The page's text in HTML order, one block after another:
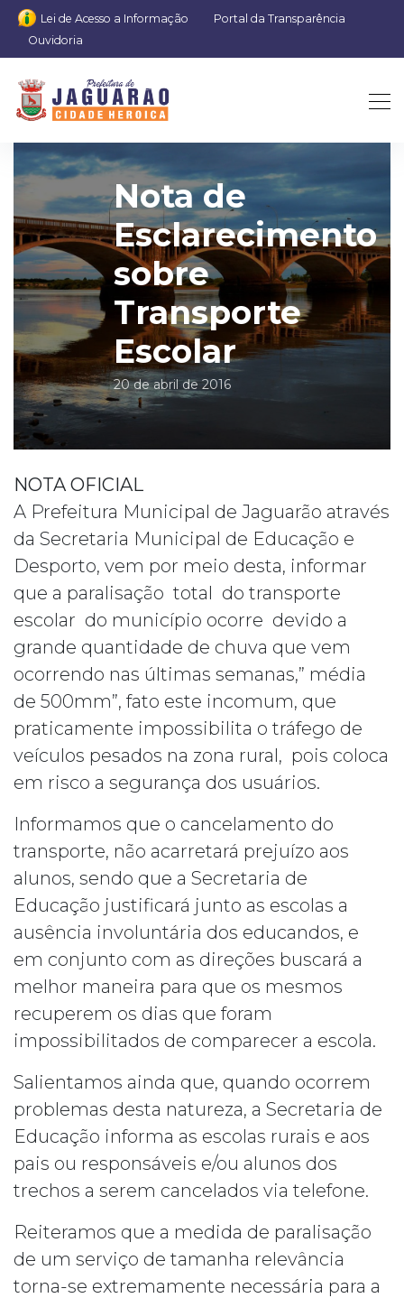
Lei de Acesso a Informação
Portal da Transparência
Ouvidoria
Nota de
Esclarecimento
sobre
Transporte
Escolar
20 de abril de 2016
NOTA OFICIAL
A Prefeitura Municipal de Jaguarão através
da Secretaria Municipal de Educação e
Desporto, vem por meio desta, informar
que a paralisação total do transporte
escolar do município ocorre devido a
grande quantidade de chuva que vem
ocorrendo nas últimas semanas,” média
de 500mm”, fato este incomum, que
praticamente impossibilita o tráfego de
veículos pesados na zona rural, pois coloca
em risco a segurança dos usuários.
Informamos que o cancelamento do
transporte, não acarretará prejuízo aos
alunos, sendo que a Secretaria de
Educação justificará junto as escolas a
ausência involuntária dos educandos, e
em conjunto com as direções buscará a
melhor maneira para que os mesmos
recuperem os dias que foram
impossibilitados de comparecer a escola.
Salientamos ainda que, quando ocorrem
problemas desta natureza, a Secretaria de
Educação informa as escolas rurais e aos
pais ou responsáveis e/ou alunos dos
trechos a serem cancelados via telefone.
Reiteramos que a medida de paralisação
de um serviço de tamanha relevância
torna-se extremamente necessária para a